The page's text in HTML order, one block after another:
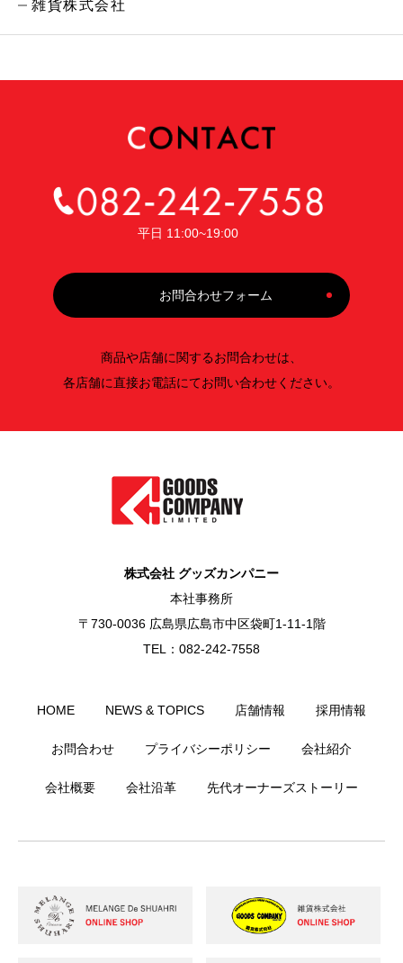
雑貨株式会社
平日 11:00~19:00
お問合わせフォーム
商品や店舗に関するお問合わせは、
各店舗に直接お電話にてお問い合わせください。
株式会社 グッズカンパニー
本社事務所
〒730-0036 広島県広島市中区袋町1-11-1階
TEL：082-242-7558
HOME NEWS & TOPICS 店舗情報 採用情報
お問合わせ プライバシーポリシー 会社紹介
会社概要 会社沿革 先代オーナーズストーリー